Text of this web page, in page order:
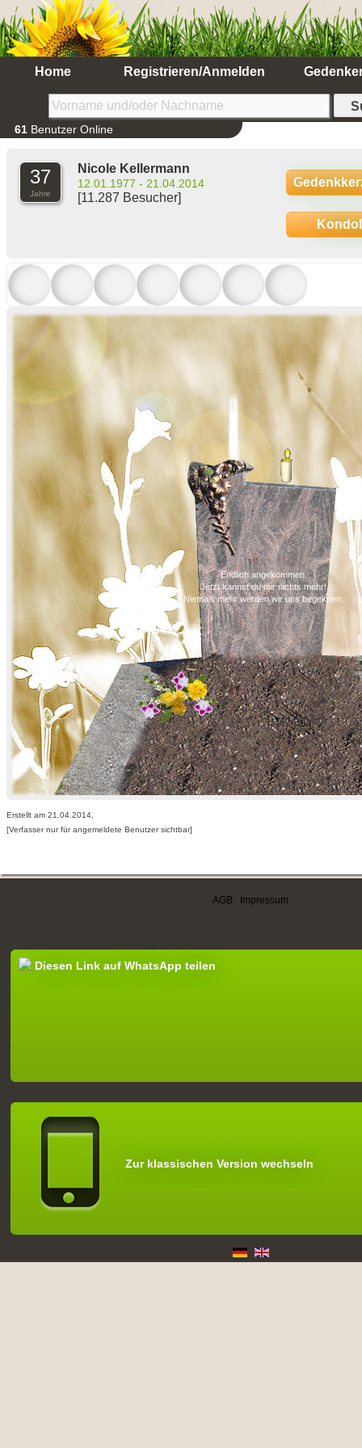
Home Registrieren/Anmelden
61 Benutzer Online
37
Jahre
Nicole Kellermann
12.01.1977 - 21.04.2014
[11.287 Besucher]
Endlich angekommen.
Jetzt kannst du mir nichts mehr!
Niemals mehr werden wir uns begeknen.
Erstellt am 21.04.2014,
[Verfasser nur für angemeldete Benutzer sichtbar]
AGB Impressum
Diesen Link auf WhatsApp teilen
Zur klassischen Version wechseln